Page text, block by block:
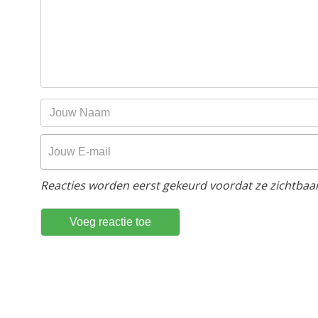
Reacties worden eerst gekeurd voordat ze